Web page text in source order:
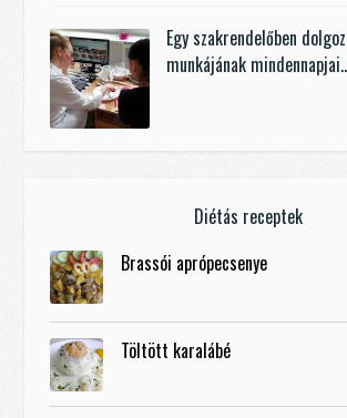
Egy szakrendelőben
munkájának
Diétás receptek
Brassói aprópecsenye
Töltött karalábé